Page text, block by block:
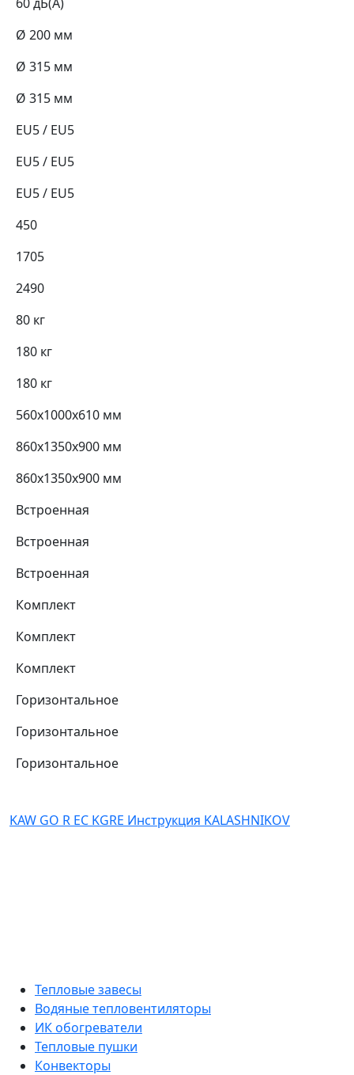
Ø 200 мм
Ø 315 мм
Ø 315 мм
EU5 / EU5
EU5 / EU5
EU5 / EU5
450
1705
2490
80 кг
180 кг
180 кг
560х1000х610 мм
860х1350х900 мм
860х1350х900 мм
Встроенная
Встроенная
Встроенная
Комплект
Комплект
Комплект
Горизонтальное
Горизонтальное
Горизонтальное
KAW GO R EC KGRE Инструкция KALASHNIKOV
Тепловые завесы
Водяные тепловентиляторы
ИК обогреватели
Тепловые пушки
Конвекторы